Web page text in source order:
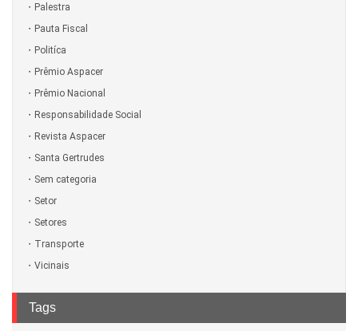
Palestra
Pauta Fiscal
Politíca
Prêmio Aspacer
Prêmio Nacional
Responsabilidade Social
Revista Aspacer
Santa Gertrudes
Sem categoria
Setor
Setores
Transporte
Vicinais
Tags